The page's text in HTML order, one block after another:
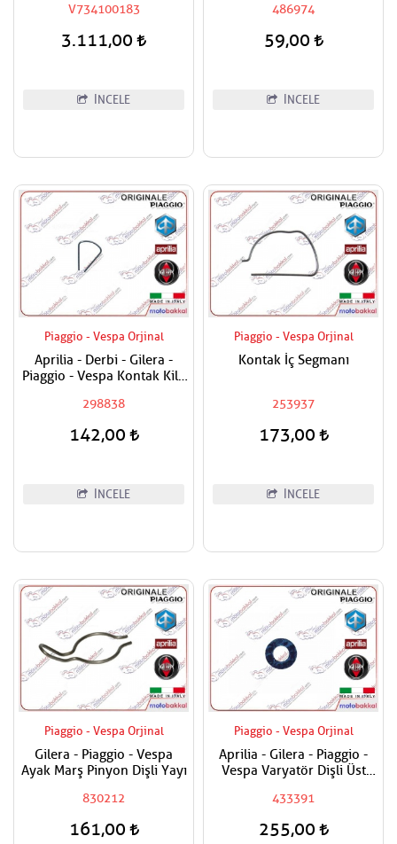
V734100183
3.111,00
İNCELE
486974
59,00
İNCELE
Piaggio - Vespa Orjinal
Aprilia - Derbi - Gilera -
Piaggio - Vespa Kontak Kilit
298838
142,00
İNCELE
Piaggio - Vespa Orjinal
Kontak İç Segmanı
253937
173,00
İNCELE
Piaggio - Vespa Orjinal
Gilera - Piaggio - Vespa
Ayak Marş Pinyon Dişli Yayı
830212
161,00
Piaggio - Vespa Orjinal
Aprilia - Gilera - Piaggio -
Vespa Varyatör Dişli Üst
433391
255,00